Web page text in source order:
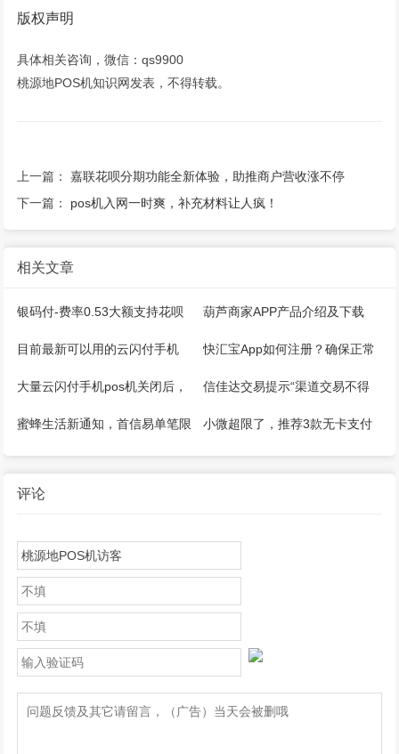
版权声明
具体相关咨询，微信：qs9900
桃源地POS机知识网发表，不得转载。
上一篇：嘉联花呗分期功能全新体验，助推商户营收涨不停
下一篇： pos机入网一时爽，补充材料让人疯！
相关文章
银码付-费率0.53大额支持花呗
微信，注册开通教程
葫芦商家APP产品介绍及下载
目前最新可以用的云闪付手机
pos机推荐！
快汇宝App如何注册？确保正常
能用！
大量云闪付手机pos机关闭后，
怎么继续刷卡？
信佳达交易提示“渠道交易不得
大于100”还能用吗？其他解决方
蜜蜂生活新通知，首信易单笔限
小微超限了，推荐3款无卡支付
评论